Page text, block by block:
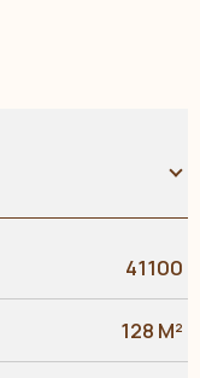
41100
128 M²